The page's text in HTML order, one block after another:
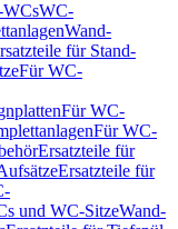
WCsWC-
Wand-
für Stand-
Für WC-
Für WC-
Für WC-
Ersatzteile für
Ersatzteile für
und WC-SitzeWand-